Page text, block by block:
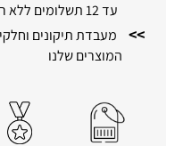
עד 12 תשלומים ללא ריבית
>>
מעבדת תיקונים
המוצרים שלנו